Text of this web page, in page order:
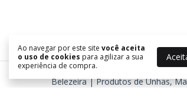
Ao navegar por este site você aceita
o uso de cookies para agilizar a sua
experiência de compra.
Belezeira | Produtos de Unhas,